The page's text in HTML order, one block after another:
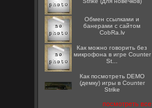
Oбмен ссылками и
банерами с сайтом
CobRa.lv
Как можно говорить без
микрофона в игре Counter
St...
Как посмотреть DEMO
(демку) игры в Counter
Strike
посмотреть все